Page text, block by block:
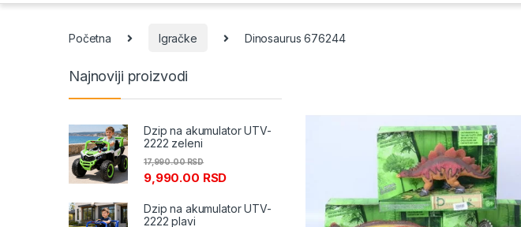
Početna Igračke Dinosaurus 676244
Najnoviji proizvodi
Dzip na akumulator UTV-
2222 zeleni
9,990.00 RSD
17,990.00RSD
Dzip na akumulator UTV-
2222 plavi